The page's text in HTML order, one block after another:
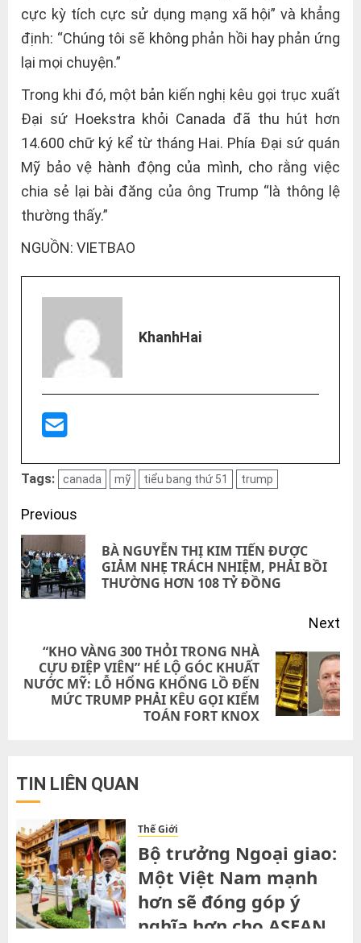
cực kỳ tích cực sử dụng mạng xã hội” và khẳng
định: “Chúng tôi sẽ không phản hồi hay phản ứng
lại mọi chuyện.”
Trong khi đó, một bản kiến nghị kêu gọi trục xuất
Đại sứ Hoekstra khỏi Canada đã thu hút hơn
14.600 chữ ký kể từ tháng Hai. Phía Đại sứ quán
Mỹ bảo vệ hành động của mình, cho rằng việc
chia sẻ lại bài đăng của ông Trump “là thông lệ
thường thấy.”
NGUỒN: VIETBAO
KhanhHai
Tags: canada mỹ tiểu bang thứ 51 trump
Post
navigation
Previous
BÀ NGUYỄN THỊ KIM TIẾN ĐƯỢC
GIẢM NHẸ TRÁCH NHIỆM, PHẢI BỒI
THƯỜNG HƠN 108 TỶ ĐỒNG
Next
Next
post:
“KHO VÀNG 300 THỎI TRONG NHÀ
CỰU ĐIỆP VIÊN” HÉ LỘ GÓC KHUẤT
NƯỚC MỸ: LỖ HỔNG KHỔNG LỒ ĐẾN
MỨC TRUMP PHẢI KÊU GỌI KIỂM
TOÁN FORT KNOX
TIN LIÊN QUAN
Thế Giới
Bộ trưởng Ngoại giao:
Một Việt Nam mạnh
hơn sẽ đóng góp ý
nghĩa hơn cho ASEAN